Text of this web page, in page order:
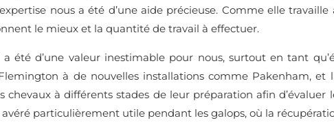
nous a été d’une aide précieuse. Comme elle travaille
le mieux et la quantité de travail à effectuer.
a été d’une valeur inestimable pour nous, surtout en tant
à de nouvelles installations comme Pakenham, et
chevaux à différents stades de leur préparation afin
avéré particulièrement utile pendant les galops, où la